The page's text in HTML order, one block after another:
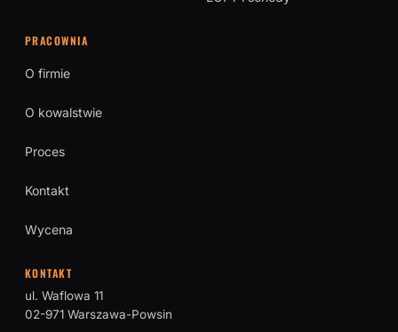
PRACOWNIA
O firmie
O kowalstwie
Proces
Kontakt
Wycena
KONTAKT
ul. Waflowa 11
02-971 Warszawa-Powsin